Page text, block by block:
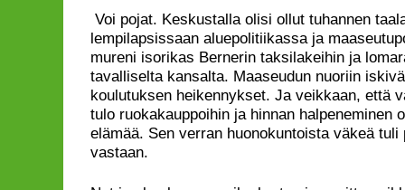
Voi pojat. Keskustalla olisi ollut tuhannen
lempilapsissaan aluepolitiikassa ja
mureni isorikas Bernerin taksilakeihin ja
tavalliselta kansalta. Maaseudun nuoriin
koulutuksen heikennykset. Ja veikkaan, että
tulo ruokakauppoihin ja hinnan halpeneminen
elämää. Sen verran huonokuntoista väkeä
vastaan.